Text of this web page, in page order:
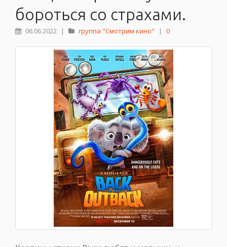
бороться со страхами.
06.06.2022 | группа "Смотрим кино" | 0